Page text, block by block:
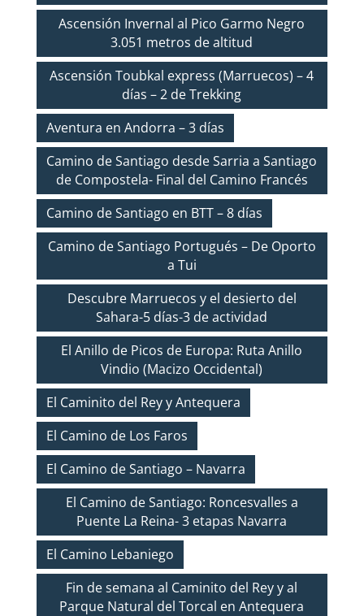
Ascensión Invernal al Pico Garmo Negro
3.051 metros de altitud
Ascensión Toubkal express (Marruecos) – 4
días – 2 de Trekking
Aventura en Andorra – 3 días
Camino de Santiago desde Sarria a Santiago
de Compostela- Final del Camino Francés
Camino de Santiago en BTT – 8 días
Camino de Santiago Portugués – De Oporto
a Tui
Descubre Marruecos y el desierto del
Sahara-5 días-3 de actividad
El Anillo de Picos de Europa: Ruta Anillo
Vindio (Macizo Occidental)
El Caminito del Rey y Antequera
El Camino de Los Faros
El Camino de Santiago – Navarra
El Camino de Santiago: Roncesvalles a
Puente La Reina- 3 etapas Navarra
El Camino Lebaniego
Fin de semana al Caminito del Rey y al
Parque Natural del Torcal en Antequera